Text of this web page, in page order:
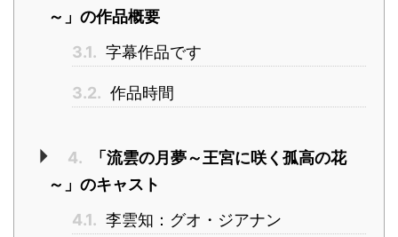
～」の作品概要
3.1. 字幕作品です
3.2. 作品時間
4.
「流雲の月夢～王宮に咲く孤高の花
～」のキャスト
4.1. 李雲知：グオ・ジアナン